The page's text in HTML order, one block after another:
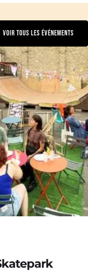
VOIR TOUS LES ÉVÉNEMENTS